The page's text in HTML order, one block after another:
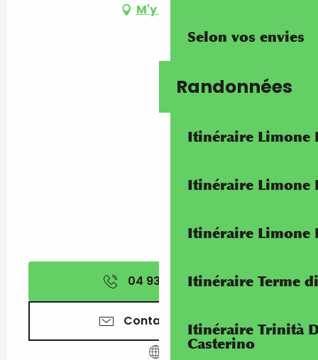
Selon vos envies
Randonnées
Itinéraire Limone
Itinéraire Limone
Itinéraire Limone
Itinéraire Terme
Itinéraire Trinità
Casterino
M'y rendre
04 93 35 95▒▒
Contactez-nous